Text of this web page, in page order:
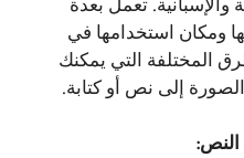
والإسبانية. تعمل بعدة
ومكان استخدامها في
المختلفة التي يمكنك
إلى نص أو كتابة.